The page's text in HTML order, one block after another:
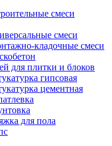
смеси
смеси
кладочные смеси
для плитки и блоков
гипсовая
цементная
для пола